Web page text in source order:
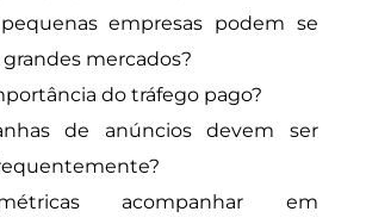
empresas podem se
mercados?
do tráfego pago?
de anúncios devem ser
acompanhar em